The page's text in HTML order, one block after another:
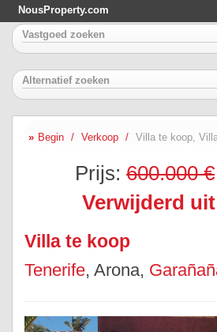
NousProperty.com
Vastgoed zoeken
Alternatief zoeken
Begin Verkoop Villa te koop,
Prijs: 600.000 €
Verwijderd
Villa te koop
Tenerife, Arona,